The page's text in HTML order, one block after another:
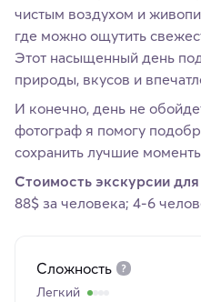
чистым воздухом и
где можно ощутить
Этот насыщенный день
природы, вкусов и
И конечно, день не
фотограф я помогу
сохранить лучшие
Стоимость экскурсии для
88$ за человека; 4-6
Сложность
Легкий